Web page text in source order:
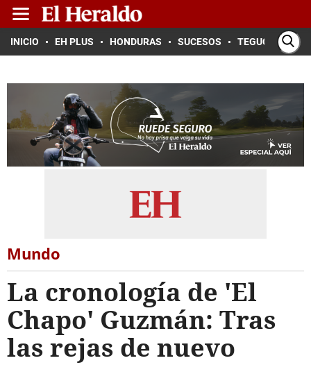
INICIO EH PLUS HONDURAS SUCESOS TEGUCIGALPA
Mundo
La cronología de 'El
Chapo' Guzmán: Tras
las rejas de nuevo